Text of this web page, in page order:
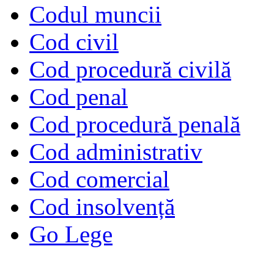
Codul muncii
Cod civil
Cod procedură civilă
Cod penal
Cod procedură penală
Cod administrativ
Cod comercial
Cod insolvență
Go Lege